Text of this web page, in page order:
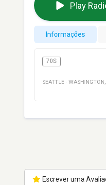
Play
Informações
70S
SEATTLE · WASHINGTON ,
Escrever uma